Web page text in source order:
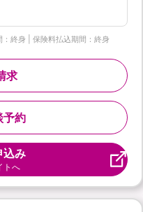
終身 | 保険料払込期間：終身
予約
求
込み
トへ